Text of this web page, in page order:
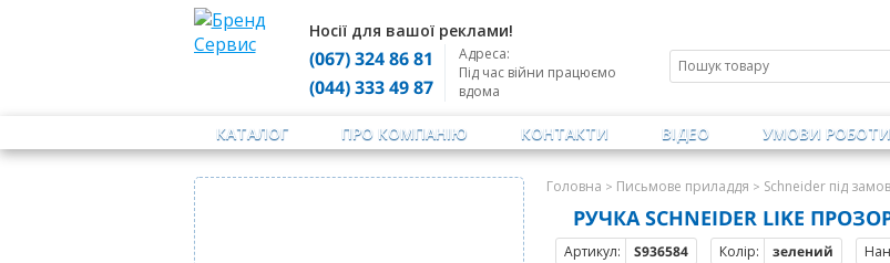
Носії для вашої реклами!
(067) 324 86 81
(044) 333 49 87
Адреса:
Під час війни працюємо
вдома
КАТАЛОГ ПРО КОМПАНІЮ КОНТАКТИ ВІДЕО УМОВИ РОБОТИ
Головна > Письмове приладдя > Schneider під
РУЧКА SCHNEIDER LIKE
Артикул: S936584 Колір: зелений